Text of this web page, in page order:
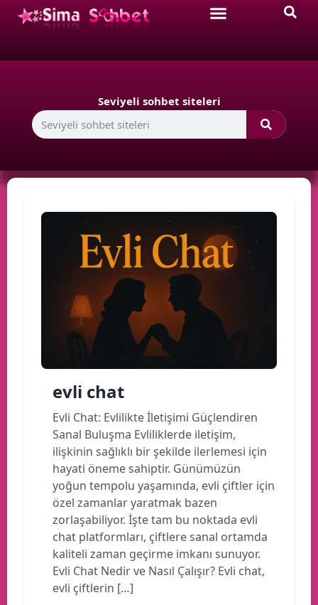
Seviyeli sohbet siteleri
evli chat
Evli Chat: Evlilikte İletişimi Güçlendiren
Sanal Buluşma Evliliklerde iletişim,
ilişkinin sağlıklı bir şekilde ilerlemesi için
hayati öneme sahiptir. Günümüzün
yoğun tempolu yaşamında, evli çiftler için
özel zamanlar yaratmak bazen
zorlaşabiliyor. İşte tam bu noktada evli
chat platformları, çiftlere sanal ortamda
kaliteli zaman geçirme imkanı sunuyor.
Evli Chat Nedir ve Nasıl Çalışır? Evli chat,
evli çiftlerin […]